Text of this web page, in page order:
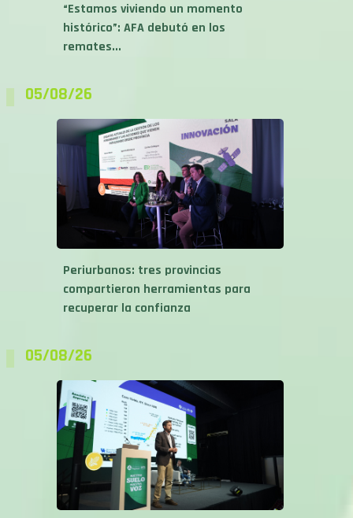
“Estamos viviendo un momento
histórico”: AFA debutó en los
remates...
05/08/26
Periurbanos: tres provincias
compartieron herramientas para
recuperar la confianza
05/08/26